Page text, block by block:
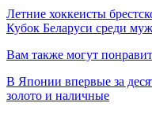
Летние хоккеисты
Кубок Беларуси среди
Вам также могут
В Японии впервые за
золото и наличные